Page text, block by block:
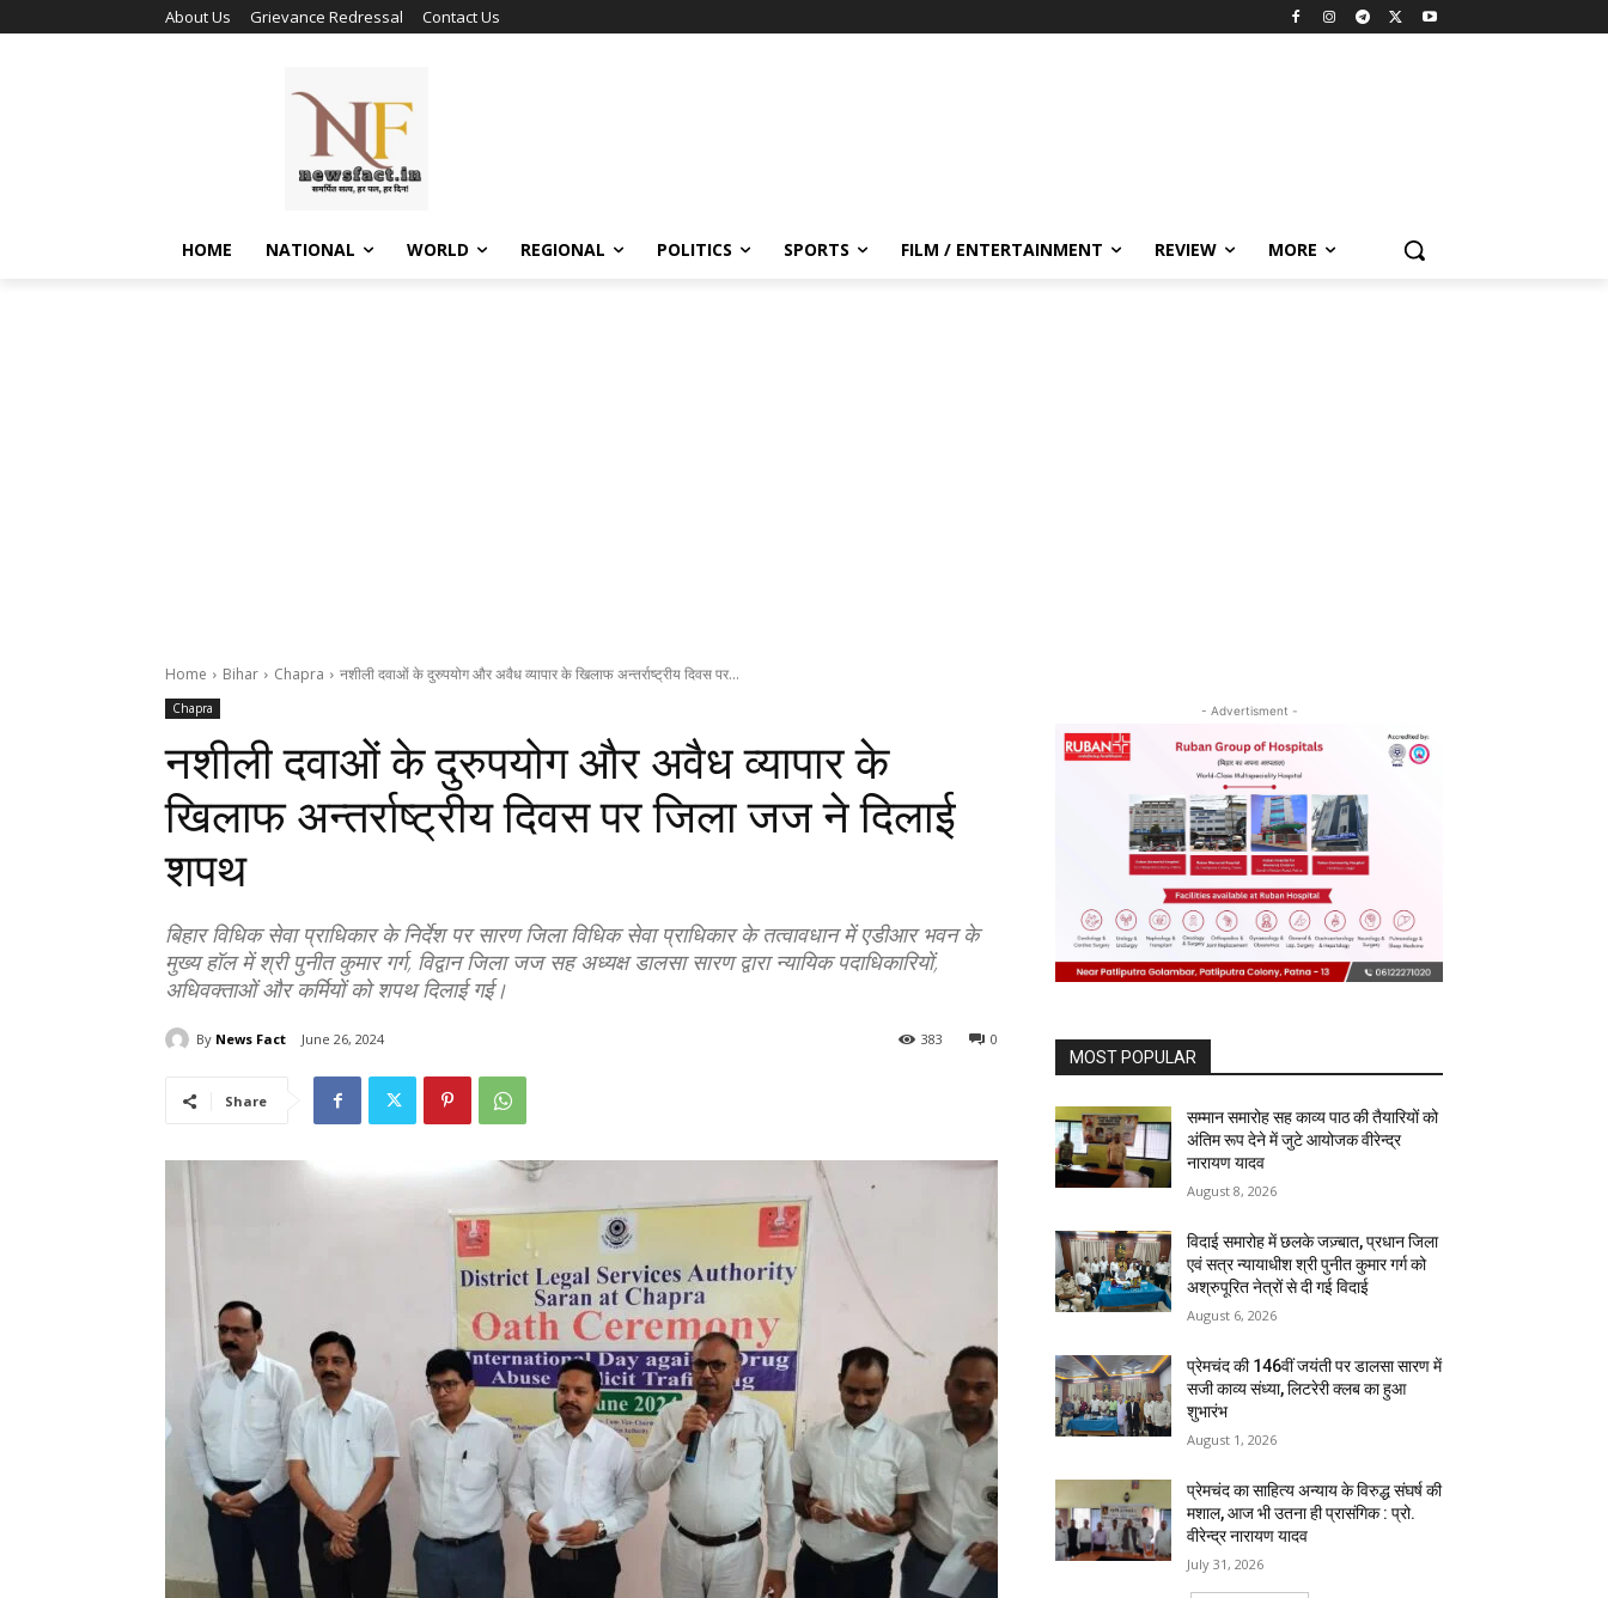
About Us Grievance Redressal Contact Us
HOME NATIONAL WORLD REGIONAL POLITICS SPORTS FILM / ENTERTAINMENT REVIEW MORE
Home Bihar Chapra नशीली दवाओं के दुरुपयोग और अवैध व्यापार के खिलाफ अन्तर्राष्ट्रीय दिवस पर...
Chapra
नशीली दवाओं के दुरुपयोग और अवैध व्यापार के
खिलाफ अन्तर्राष्ट्रीय दिवस पर जिला जज ने दिलाई
शपथ
बिहार विधिक सेवा प्राधिकार के निर्देश पर सारण जिला विधिक सेवा प्राधिकार के तत्वावधान में एडीआर भवन के
मुख्य हॉल में श्री पुनीत कुमार गर्ग, विद्वान जिला जज सह अध्यक्ष डालसा सारण द्वारा न्यायिक पदाधिकारियों,
अधिवक्ताओं और कर्मियों को शपथ दिलाई गई।
By News Fact June 26, 2024 0
383
Share
- Advertisment -
MOST POPULAR
सम्मान समारोह सह काव्य पाठ की तैयारियों को
अंतिम रूप देने में जुटे आयोजक वीरेन्द्र
नारायण यादव
August 8, 2026
विदाई समारोह में छलके जज़्बात, प्रधान जिला
एवं सत्र न्यायाधीश श्री पुनीत कुमार गर्ग को
अश्रुपूरित नेत्रों से दी गई विदाई
August 6, 2026
प्रेमचंद की 146वीं जयंती पर डालसा सारण में
सजी काव्य संध्या, लिटरेरी क्लब का हुआ
शुभारंभ
August 1, 2026
प्रेमचंद का साहित्य अन्याय के विरुद्ध संघर्ष की
मशाल, आज भी उतना ही प्रासंगिक : प्रो.
वीरेन्द्र नारायण यादव
July 31, 2026